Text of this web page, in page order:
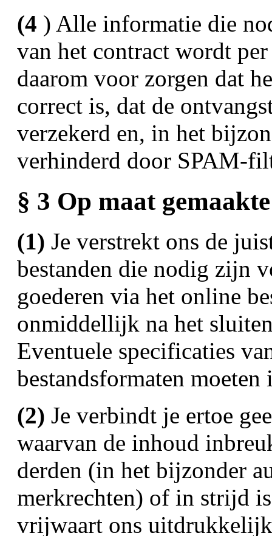
(4 ) Alle informatie die
van het contract wordt
daarom voor zorgen dat
correct is, dat de
verzekerd en, in het
verhinderd door SPAM-
§ 3 Op maat
(1) Je verstrekt ons de
bestanden die nodig zijn
goederen via het online
onmiddellijk na het
Eventuele specificaties
bestandsformaten
(2) Je verbindt je ertoe
waarvan de inhoud
derden (in het bijzonder
merkrechten) of in strijd
vrijwaart ons uitdrukkelijk